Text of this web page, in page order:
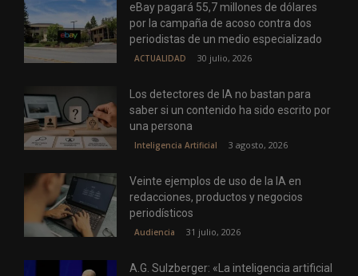
eBay pagará 55,7 millones de dólares
por la campaña de acoso contra dos
periodistas de un medio especializado
ACTUALIDAD 30 julio, 2026
Los detectores de IA no bastan para
saber si un contenido ha sido escrito por
una persona
Inteligencia Artificial 3 agosto, 2026
Veinte ejemplos de uso de la IA en
redacciones, productos y negocios
periodísticos
Audiencia 31 julio, 2026
A.G. Sulzberger: «La inteligencia artificial